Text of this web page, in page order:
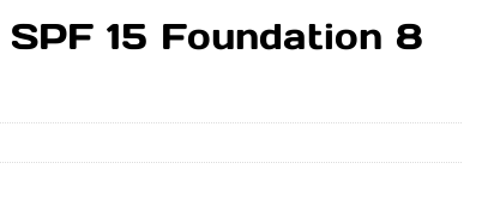
15 Foundation 8